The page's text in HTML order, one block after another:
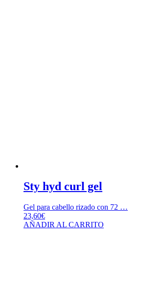
Sty hyd curl gel
Gel para cabello rizado con 72 …
23,60€
AÑADIR AL CARRITO